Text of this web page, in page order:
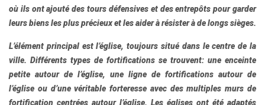
où ils ont ajouté des tours défensives et des entrepôts pour garder
leurs biens les plus précieux et les aider à résister à de longs sièges.
L’élément principal est l’église, toujours situé dans le centre de la
ville. Différents types de fortifications se trouvent: une enceinte
petite autour de l’église, une ligne de fortifications autour de
l’église ou d’une véritable forteresse avec des multiples murs de
fortification centrées autour l’église. Les églises ont été adaptés